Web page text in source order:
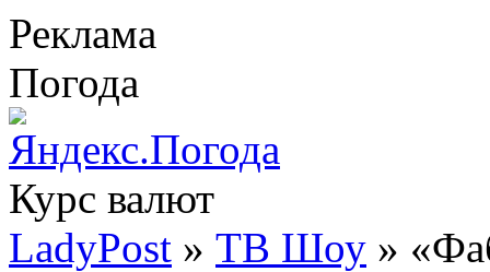
Реклама
Погода
Курс валют
LadyPost » ТВ Шоу »